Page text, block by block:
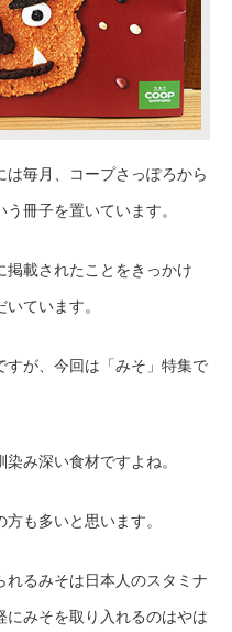
毎月、コープさっぽろから
冊子を置いています。
掲載されたことをきっかけ
ています。
すが、今回は「みそ」特集で
み深い食材ですよね。
も多いと思います。
るみそは日本人のスタミナ
みそを取り入れるのはやは